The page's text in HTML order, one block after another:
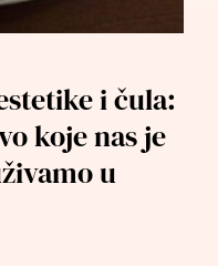
i čula:
koje nas je
u